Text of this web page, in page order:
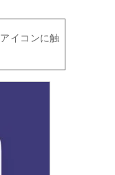
アイコンに触